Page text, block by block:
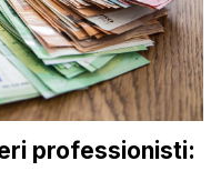
professionisti: